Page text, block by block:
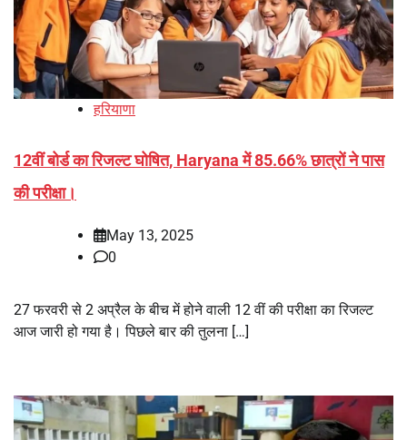
हरियाणा
12वीं बोर्ड का रिजल्ट घोषित, Haryana में 85.66% छात्रों ने पास
की परीक्षा।
May 13, 2025
0
27 फरवरी से 2 अप्रैल के बीच में होने वाली 12 वीं की परीक्षा का रिजल्ट
आज जारी हो गया है। पिछले बार की तुलना […]